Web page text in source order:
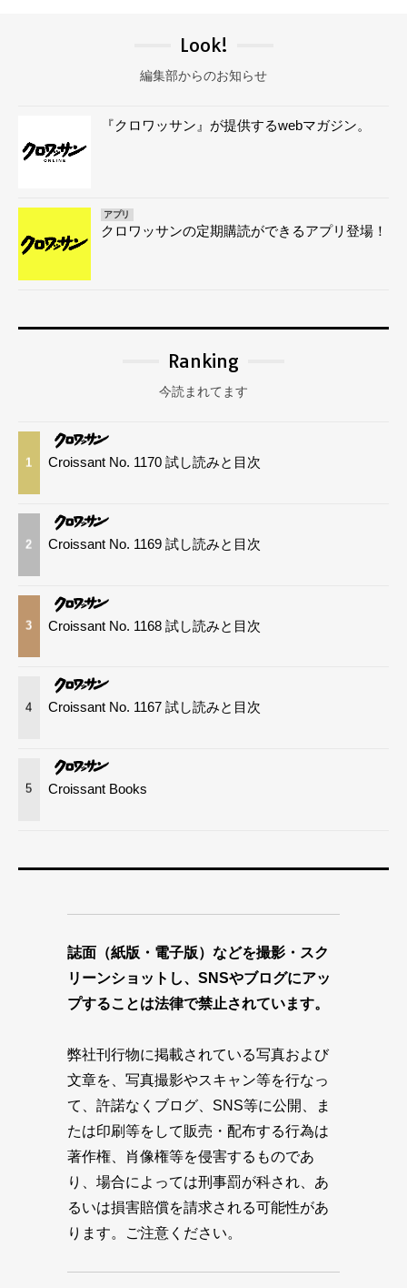
Look!
編集部からのお知らせ
『クロワッサン』が提供するwebマガジン。
アプリ
クロワッサンの定期購読ができるアプリ登場！
Ranking
今読まれてます
1 Croissant No. 1170 試し読みと目次
2 Croissant No. 1169 試し読みと目次
3 Croissant No. 1168 試し読みと目次
4 Croissant No. 1167 試し読みと目次
5 Croissant Books
誌面（紙版・電子版）などを撮影・スク
リーンショットし、SNSやブログにアッ
プすることは法律で禁止されています。
弊社刊行物に掲載されている写真および
文章を、写真撮影やスキャン等を行なっ
て、許諾なくブログ、SNS等に公開、ま
たは印刷等をして販売・配布する行為は
著作権、肖像権等を侵害するものであ
り、場合によっては刑事罰が科され、あ
るいは損害賠償を請求される可能性があ
ります。ご注意ください。